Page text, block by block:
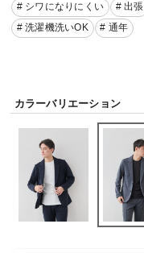
# シワになりにくい # 出張
# 洗濯機洗いOK
# 通年
カラーバリエーション